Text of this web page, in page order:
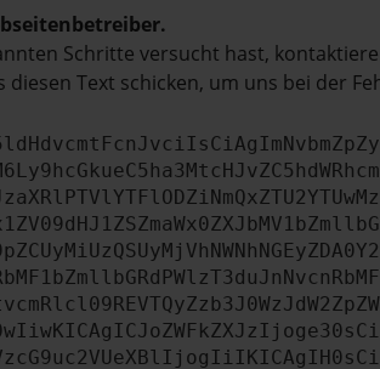
Schritte versucht hast,
diesen Text schicken, um uns bei der